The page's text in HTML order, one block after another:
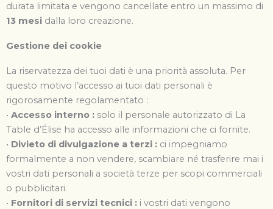
durata limitata e vengono cancellate entro un massimo di
13 mesi dalla loro creazione.
Gestione dei cookie
La riservatezza dei tuoi dati è una priorità assoluta. Per
questo motivo l’accesso ai tuoi dati personali è
rigorosamente regolamentato :
• Accesso interno : solo il personale autorizzato di La
Table d’Élise ha accesso alle informazioni che ci fornite.
• Divieto di divulgazione a terzi : ci impegniamo
formalmente a non vendere, scambiare né trasferire mai i
vostri dati personali a società terze per scopi commerciali
o pubblicitari.
• Fornitori di servizi tecnici : i vostri dati vengono